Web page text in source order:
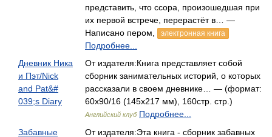
представить, что ссора, произошедшая при
их первой встрече, перерастёт в… —
Написано пером,
электронная книга
Подробнее...
Дневник Ника
и Пэт/Nick
and Pat&#
039;s Diary
От издателя:Книга представляет собой
сборник занимательных историй, о которых
рассказали в своем дневнике… — (формат:
60x90/16 (145х217 мм), 160стр. стр.)
Английский клуб Подробнее...
Забавные
От издателя:Эта книга - сборник забавных